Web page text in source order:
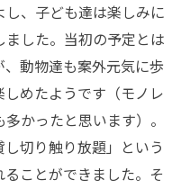
、子ども達は楽しみに
した。当初の予定とは
動物達も案外元気に歩
めたようです（モノレ
かったと思います）。
切り触り放題」という
ことができました。そ